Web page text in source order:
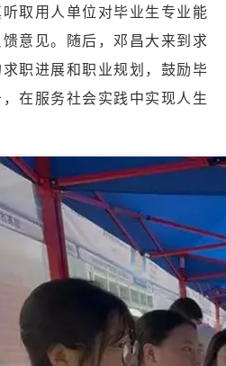
取用人单位对毕业生专业能
意见。随后，邓昌大来到求
职进展和职业规划，鼓励毕
在服务社会实践中实现人生